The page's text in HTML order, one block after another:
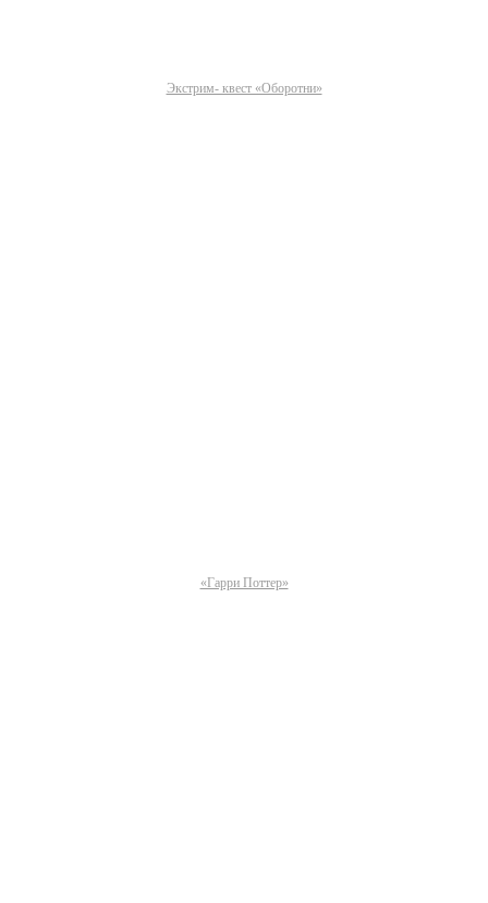
Экстрим- квест «Оборотни»
«Гарри Поттер»